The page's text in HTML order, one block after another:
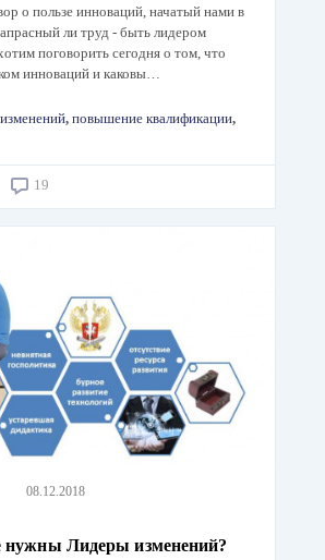
о пользе инноваций, начатый нами в
ли труд - быть лидером
поговорить сегодня о том, что
инноваций и каковы…
, повышение квалификации,
19
08.12.2018
нужны Лидеры изменений?